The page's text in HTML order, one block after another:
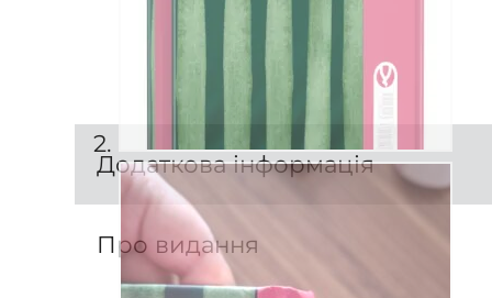
Додаткова інформація
Про видання